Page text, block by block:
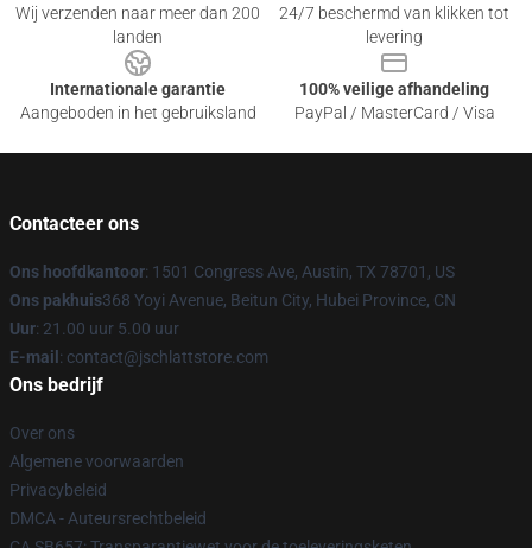
Wij verzenden naar meer dan 200
landen
24/7 beschermd van klikken tot
levering
Internationale garantie
Aangeboden in het gebruiksland
100% veilige afhandeling
PayPal / MasterCard / Visa
Contacteer ons
Ons hoofdkantoor: 1501 Congress Ave, Austin, TX 78701, US
Ons pakhuis368 Yoyi Avenue, Beitun City, Hubei Province, CN
Uur: 21.00 uur 5.00 uur
E-mail : contact@jschlattstore.com
Ons bedrijf
Over ons
Algemene voorwaarden
Privacybeleid
DMCA - Auteursrechtbeleid